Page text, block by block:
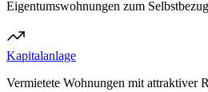
Eigentumswohnungen zum
Kapitalanlage
Vermietete Wohnungen mit attraktiver